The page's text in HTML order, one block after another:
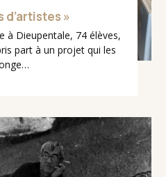
d’artistes »
à Dieupentale, 74 élèves,
part à un projet qui les